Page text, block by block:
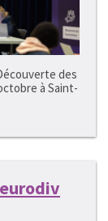
des
à Saint-